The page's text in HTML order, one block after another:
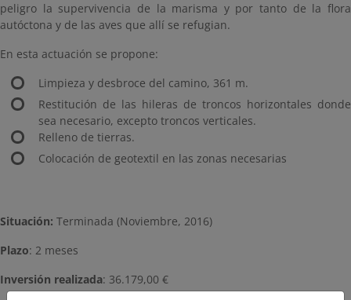
peligro la supervivencia de la marisma y por tanto de la flora
autóctona y de las aves que allí se refugian.
En esta actuación se propone:
Limpieza y desbroce del camino, 361 m.
Restitución de las hileras de troncos horizontales donde
sea necesario, excepto troncos verticales.
Relleno de tierras.
Colocación de geotextil en las zonas necesarias
Situación: Terminada (Noviembre, 2016)
Plazo: 2 meses
Inversión realizada: 36.179,00 €